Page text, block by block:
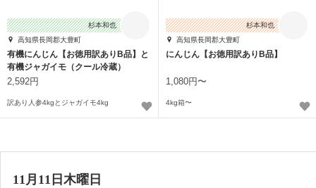
杉本和也
高知県長岡郡大豊町
有機にんじん【お徳用訳ありB品】と
有機ジャガイモ（クール冷蔵）
2,592円
訳あり人参4kgとジャガイモ4kg
杉本和也
高知県長岡郡大豊町
にんじん【お徳用訳ありB品】
1,080円〜
4kg箱〜
11月11日木曜日